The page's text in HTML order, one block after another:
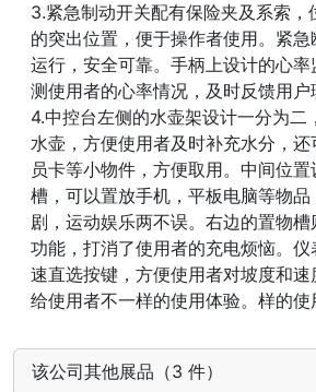
3.紧急制动开关配有保险夹及系索，
的突出位置，便于操作者使用。紧
运行，安全可靠。手柄上设计的心
测使用者的心率情况，及时反馈用户
4.中控台左侧的水壶架设计一分为二
水壶，方便使用者及时补充水分，
员卡等小物件，方便取用。中间位
槽，可以置放手机，平板电脑等物品
剧，运动娱乐两不误。右边的置物
功能，打消了使用者的充电烦恼。
速直选按键，方便使用者对坡度和
给使用者不一样的使用体验。样的使
该公司其他展品（3 件）